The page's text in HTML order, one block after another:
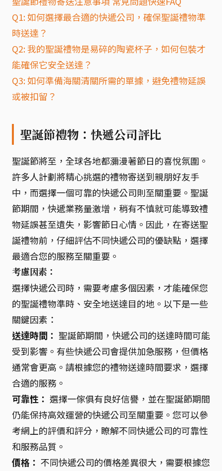
Q1: 如何選擇最合適的快遞公司，確保聖誕禮物準
時送達？
Q2: 我的聖誕禮物是易碎的陶瓷杯子，如何包裝才
能確保它安全送達？
Q3: 如何準備海關清關所需的單據，避免禮物延誤
或被扣留？
聖誕節禮物：快遞公司評比
聖誕節將至，全球各地都瀰漫著節日的喜悅氛圍。
許多人計劃將精心挑選的禮物寄送到親朋好友手
中，而選擇一個可靠的快遞公司則至關重要。聖誕
節期間，快遞業務量激增，稍有不慎就可能導致禮
物延誤甚至遺失，影響節日心情。因此，在寄送聖
誕禮物前，仔細評估不同快遞公司的優缺點，選擇
最適合您的服務至關重要。
考慮因素：
選擇快遞公司時，需要考慮多個因素，才能確保您
的聖誕禮物準時、安全地送達目的地。以下是一些
關鍵因素：
送達時間： 聖誕節期間，快遞公司的送達時間可能
受到影響。有些快遞公司會提供加急服務，但價格
通常會更高。請根據您的禮物送達時間要求，選擇
合適的服務。
可靠性： 選擇一傢俱有良好信譽，並在聖誕節期間
仍能保持高效運營的快遞公司至關重要。您可以參
考網上的評價和評分，瞭解不同快遞公司的可靠性
和服務品質。
價格： 不同快遞公司的價格差異很大，需要根據您